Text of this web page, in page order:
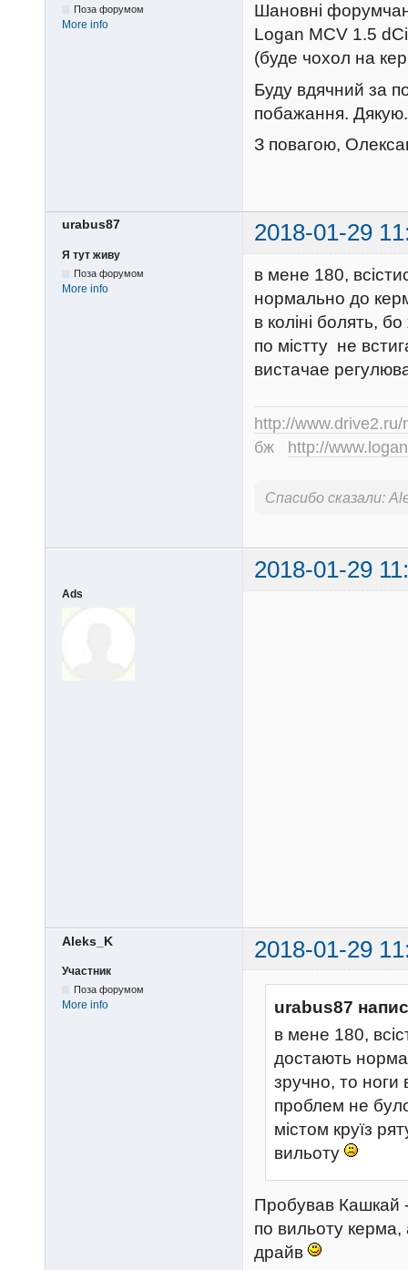
Поза форумом
More info
Шановні
Logan MCV 1.5
(буде чохол на
Буду вдячний за
побажання. Дякую.
З повагою,
urabus87 2018-01-29
Я тут живу
Поза форумом
More info
в мене 180,
нормально до
в коліні болять,
по містту не
вистачае
http://
бж
http://
Спасибо сказали:
2018-01-29
Ads
Aleks_K 2018-01-29
Участник
Поза форумом
More info
urabus87
в мене 180,
достають
зручно, то ноги
проблем не
містом круїз
вильоту
Пробував Кашкай
по вильоту керма,
драйв